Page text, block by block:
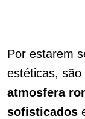
Por estarem
estéticas,
atmosfera
sofisticados